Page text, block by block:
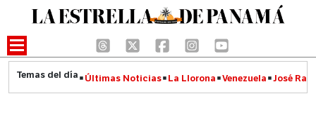
Últimas Noticias La Llorona Venezuela José